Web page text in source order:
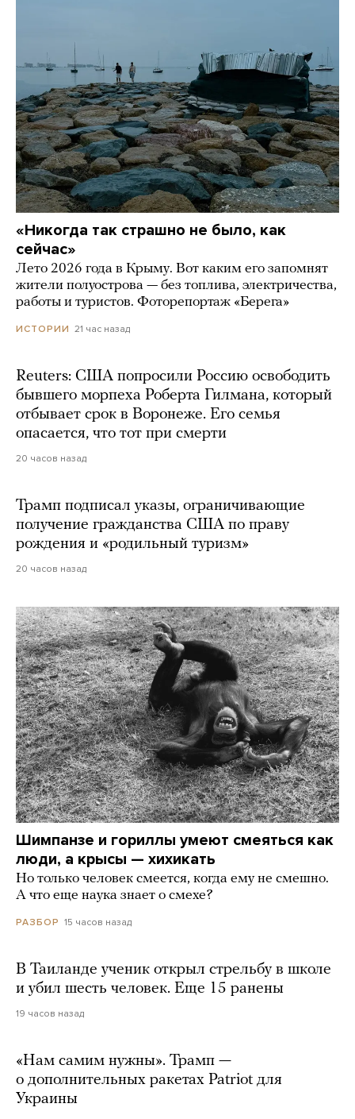
«Никогда так страшно не было, как
сейчас»
Лето 2026 года в Крыму. Вот каким его запомнят
жители полуострова — без топлива, электричества,
работы и туристов. Фоторепортаж «Берега»
ИСТОРИИ 21 час назад
Reuters: США попросили Россию освободить
бывшего морпеха Роберта Гилмана, который
отбывает срок в Воронеже. Его семья
опасается, что тот при смерти
20 часов назад
Трамп подписал указы, ограничивающие
получение гражданства США по праву
рождения и «родильный туризм»
20 часов назад
Шимпанзе и гориллы умеют смеяться как
люди, а крысы — хихикать
Но только человек смеется, когда ему не смешно.
А что еще наука знает о смехе?
РАЗБОР 15 часов назад
В Таиланде ученик открыл стрельбу в школе
и убил шесть человек. Еще 15 ранены
19 часов назад
«Нам самим нужны». Трамп —
о дополнительных ракетах Patriot для
Украины